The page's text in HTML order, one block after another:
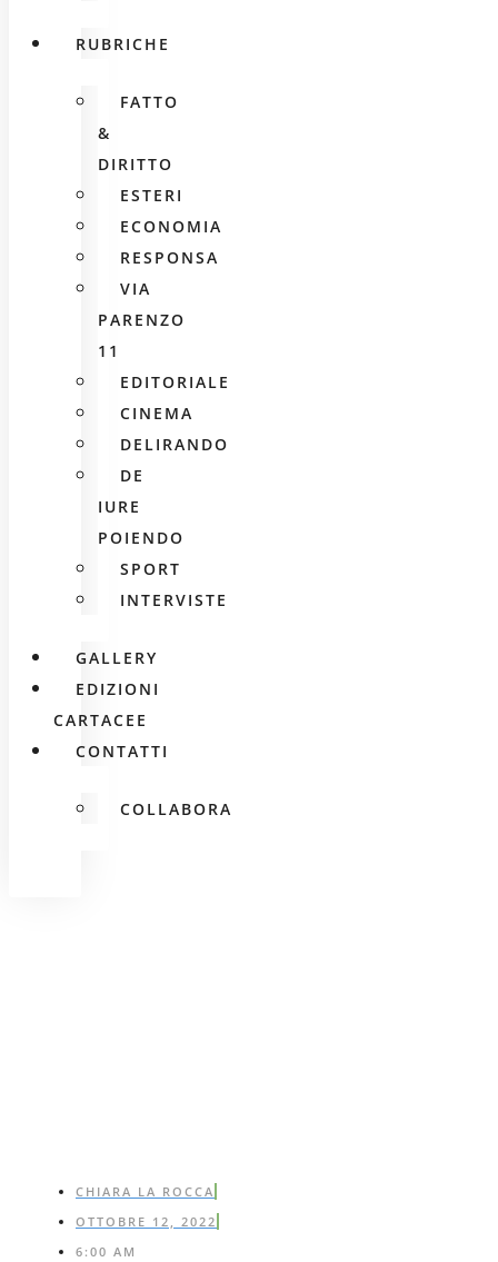
RUBRICHE
FATTO
&
DIRITTO
ESTERI
ECONOMIA
RESPONSA
VIA
PARENZO
11
EDITORIALE
CINEMA
DELIRANDO
DE
IURE
POIENDO
SPORT
INTERVISTE
GALLERY
EDIZIONI
CARTACEE
CONTATTI
COLLABORA
CHIARA LA ROCCA
OTTOBRE 12, 2022
6:00 AM